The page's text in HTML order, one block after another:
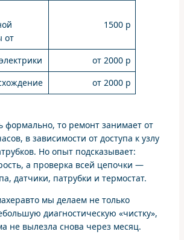
от
1500 р
от 2000 р
от 2000 р
формально, то ремонт занимает от
в зависимости от доступа к узлу
Но опыт подсказывает:
а проверка всей цепочки —
датчики, патрубки и термостат.
мы делаем не только
диагностическую «чистку»,
не вылезла снова через месяц.